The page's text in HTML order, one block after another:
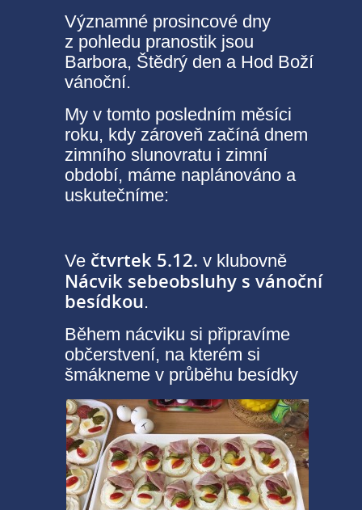
Významné prosincové dny
z pohledu pranostik jsou
Barbora, Štědrý den a Hod Boží
vánoční.
My v tomto posledním měsíci
roku, kdy zároveň začíná dnem
zimního slunovratu i zimní
období, máme naplánováno a
uskutečníme:
Ve čtvrtek 5.12. v klubovně
Nácvik sebeobsluhy s vánoční
besídkou.
Během nácviku si připravíme
občerstvení, na kterém si
šmákneme v průběhu besídky